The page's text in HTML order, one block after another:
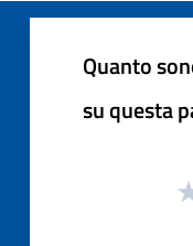
Quanto
su questa